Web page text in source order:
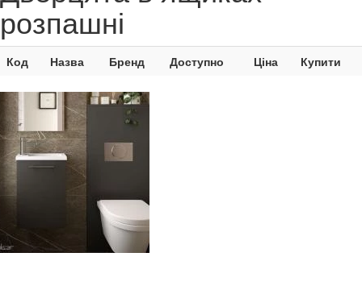
розпашні
Код Назва Бренд Доступно Ціна Купити